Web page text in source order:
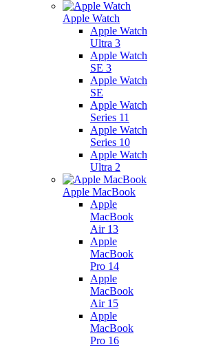
Apple Watch
Apple Watch
Ultra 3
Apple Watch
SE 3
Apple Watch
SE
Apple Watch
Series 11
Apple Watch
Series 10
Apple Watch
Ultra 2
Apple MacBook
Apple
MacBook
Air 13
Apple
MacBook
Pro 14
Apple
MacBook
Air 15
Apple
MacBook
Pro 16